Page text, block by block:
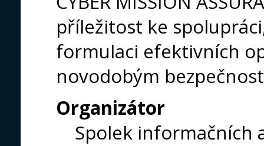
příležitost ke
formulaci efektivních
novodobým
Organizátor
Spolek informačních